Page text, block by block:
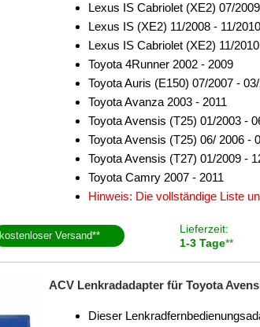
Lexus IS Cabriolet (XE2) 07/
Lexus IS (XE2) 11/2008 - 11/2010
Lexus IS Cabriolet (XE2) 11/
Toyota 4Runner 2002 - 2009
Toyota Auris (E150) 07/2007 -
Toyota Avanza 2003 - 2011
Toyota Avensis (T25) 01/2003 -
Toyota Avensis (T25) 06/ 2006 -
Toyota Avensis (T27) 01/2009 -
Toyota Camry 2007 - 2011
Hinweis: Die vollständige Liste
kostenloser Versand**
Lieferzeit:
1-3 Tage**
ACV Lenkradadapter für Toyota
Dieser